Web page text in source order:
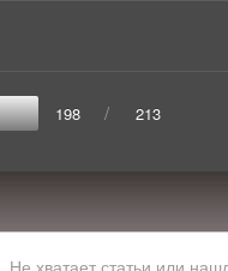
198 / 213
Не хватает статьи или